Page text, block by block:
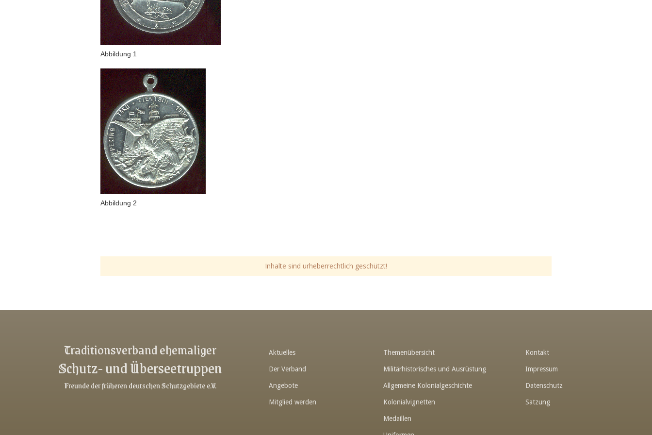
Abbildung 1
Abbildung 2
Inhalte sind urheberrechtlich geschützt!
Traditionsverband ehemaliger
Schutz- und Überseetruppen
Freunde der früheren deutschen Schutzgebiete e.V.
Aktuelles
Der Verband
Angebote
Mitglied werden
Themenübersicht
Militärhistorisches und Ausrüstung
Allgemeine Kolonialgeschichte
Kolonialvignetten
Medaillen
Kontakt
Impressum
Datenschutz
Satzung